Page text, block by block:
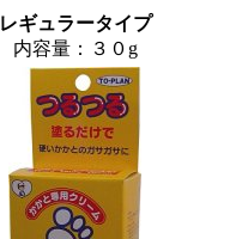
レギュラータイプ
内容量：３０g